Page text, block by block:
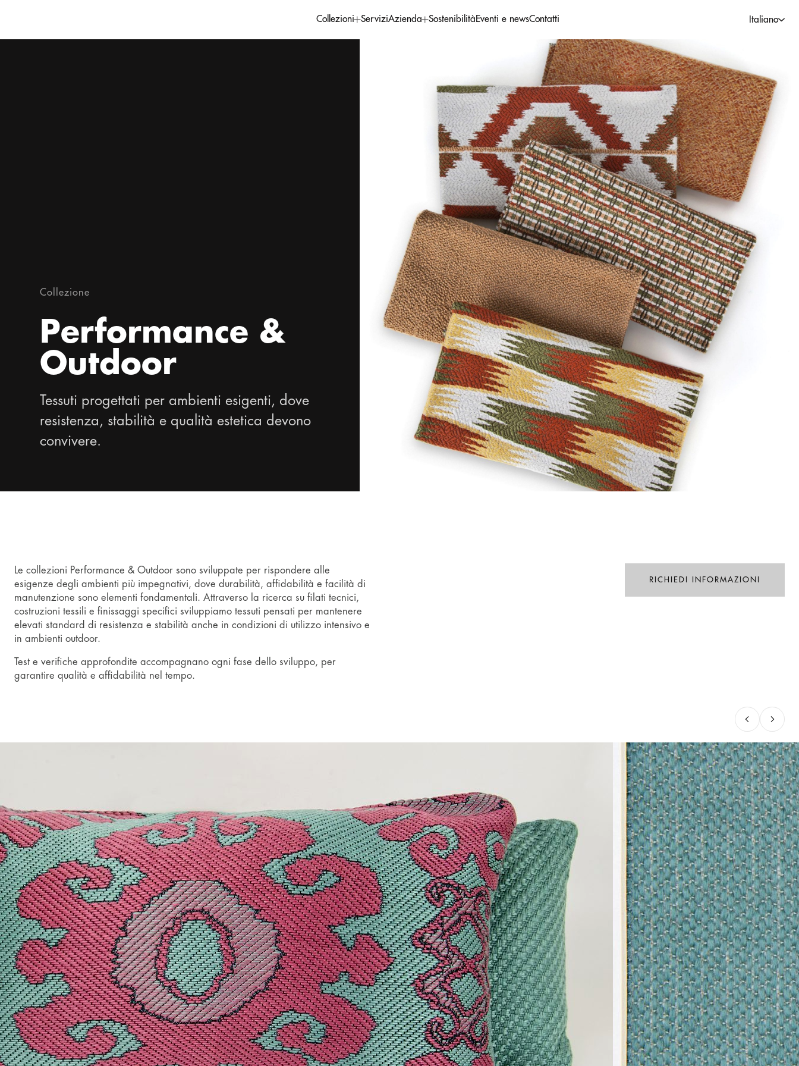
Collezioni ServiziAzienda SostenibilitàEventi e newsContatti Italiano
Collezione
Performance &
Outdoor
Tessuti progettati per ambienti esigenti, dove
resistenza, stabilità e qualità estetica devono
convivere.
Le collezioni Performance & Outdoor sono sviluppate per rispondere alle
esigenze degli ambienti più impegnativi, dove durabilità, affidabilità e facilità di
manutenzione sono elementi fondamentali. Attraverso la ricerca su filati tecnici,
costruzioni tessili e finissaggi specifici sviluppiamo tessuti pensati per mantenere
elevati standard di resistenza e stabilità anche in condizioni di utilizzo intensivo e
in ambienti outdoor.
Test e verifiche approfondite accompagnano ogni fase dello sviluppo, per
garantire qualità e affidabilità nel tempo.
RICHIEDI INFORMAZIONI